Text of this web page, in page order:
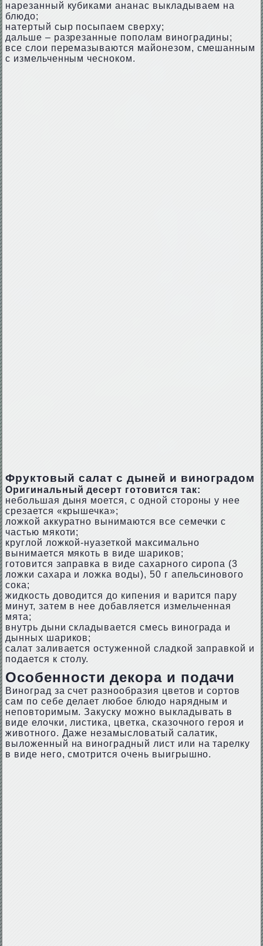
нарезанный кубиками ананас выкладываем на
блюдо;
натертый сыр посыпаем сверху;
дальше – разрезанные пополам виноградины;
все слои перемазываются майонезом, смешанным
с измельченным чесноком.
Фруктовый салат с дыней и виноградом
Оригинальный десерт готовится так:
небольшая дыня моется, с одной стороны у нее
срезается «крышечка»;
ложкой аккуратно вынимаются все семечки с
частью мякоти;
круглой ложкой-нуазеткой максимально
вынимается мякоть в виде шариков;
готовится заправка в виде сахарного сиропа (3
ложки сахара и ложка воды), 50 г апельсинового
сока;
жидкость доводится до кипения и варится пару
минут, затем в нее добавляется измельченная
мята;
внутрь дыни складывается смесь винограда и
дынных шариков;
салат заливается остуженной сладкой заправкой и
подается к столу.
Особенности декора и подачи
Виноград за счет разнообразия цветов и сортов
сам по себе делает любое блюдо нарядным и
неповторимым. Закуску можно выкладывать в
виде елочки, листика, цветка, сказочного героя и
животного. Даже незамысловатый салатик,
выложенный на виноградный лист или на тарелку
в виде него, смотрится очень выигрышно.